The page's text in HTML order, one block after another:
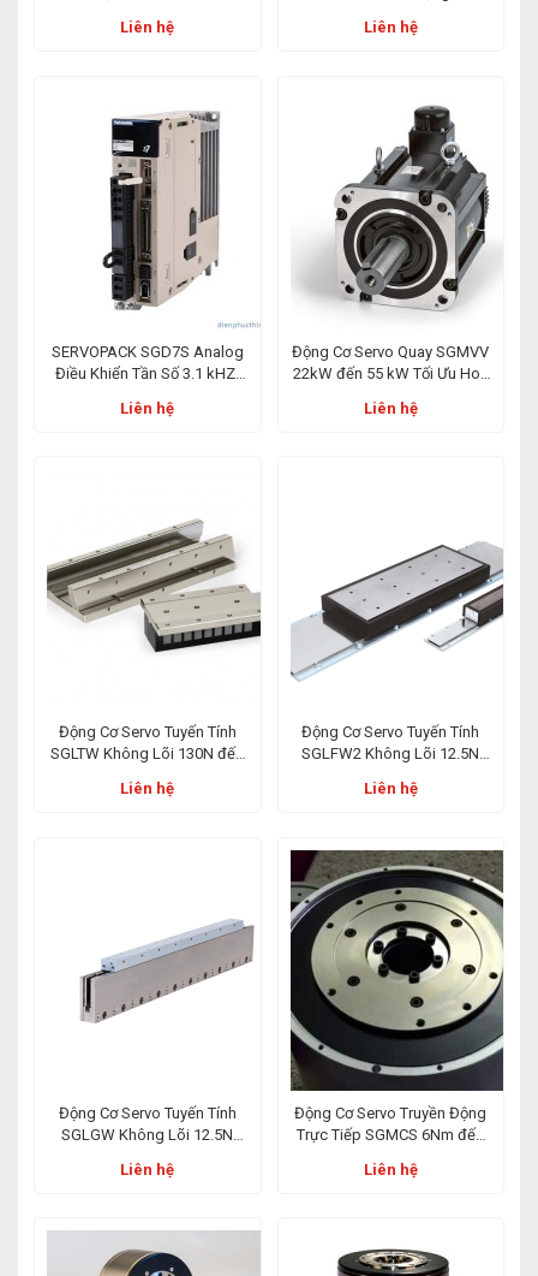
Kiệm Chi Phí
Liên hệ
Yaskawa
Liên hệ
SERVOPACK SGD7S Analog
Điều Khiển Tần Số 3.1 kHZ,
Nâng Cao
Liên hệ
Động Cơ Servo Quay SGMVV
22kW đến 55 kW Tối Ưu Hoá
Năng Lớn
Liên hệ
Động Cơ Servo Tuyến Tính
SGLTW Không Lõi 130N đến
Liên hệ
Động Cơ Servo Tuyến Tính
SGLFW2 Không Lõi 12.5N
Liên hệ
Động Cơ Servo Tuyến Tính
SGLGW Không Lõi 12.5N
Liên hệ
Động Cơ Servo Truyền Động
Trực Tiếp SGMCS 6Nm đến
Liên hệ